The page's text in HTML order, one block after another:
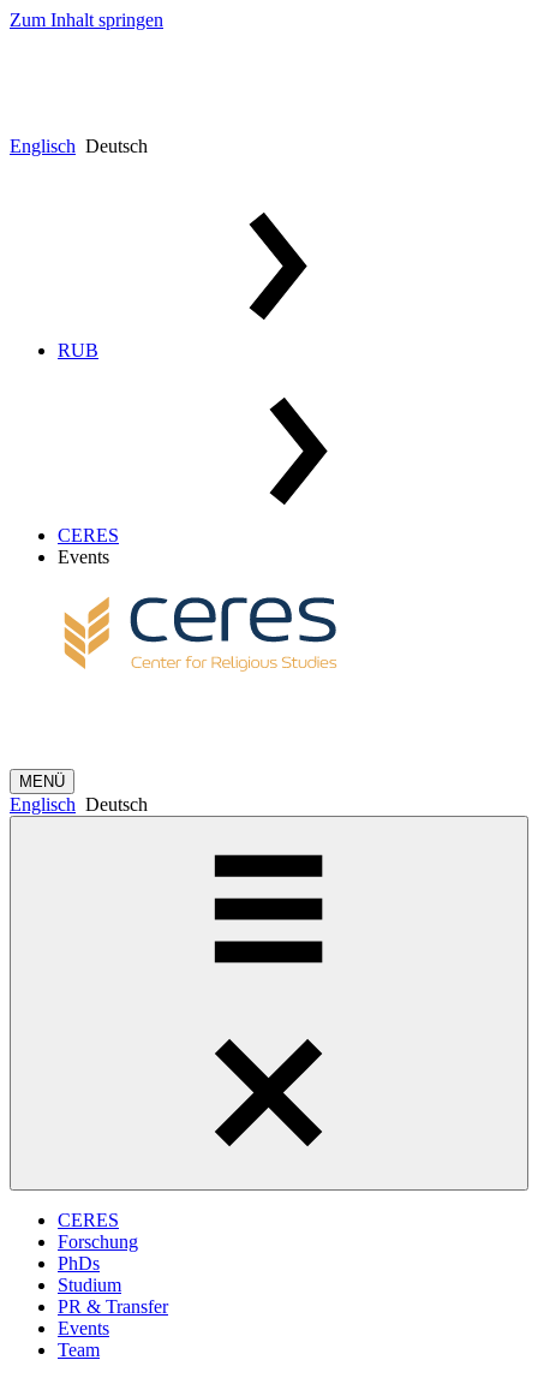
Zum Inhalt springen
Englisch Deutsch
RUB
CERES
Events
MENÜ
Englisch Deutsch
CERES
Forschung
PhDs
Studium
PR & Transfer
Events
Team